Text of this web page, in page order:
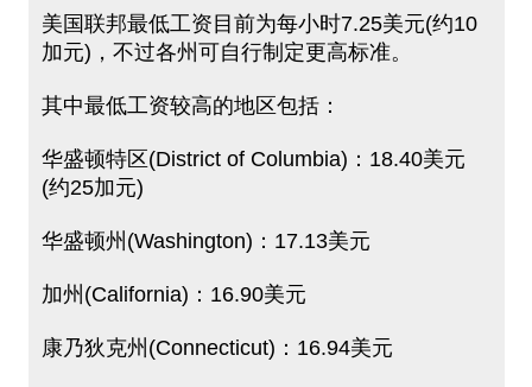
美国联邦最低工资目前为每小时7.25美元(约10
加元)，不过各州可自行制定更高标准。
其中最低工资较高的地区包括：
华盛顿特区(District of Columbia)：18.40美元
(约25加元)
华盛顿州(Washington)：17.13美元
加州(California)：16.90美元
康乃狄克州(Connecticut)：16.94美元